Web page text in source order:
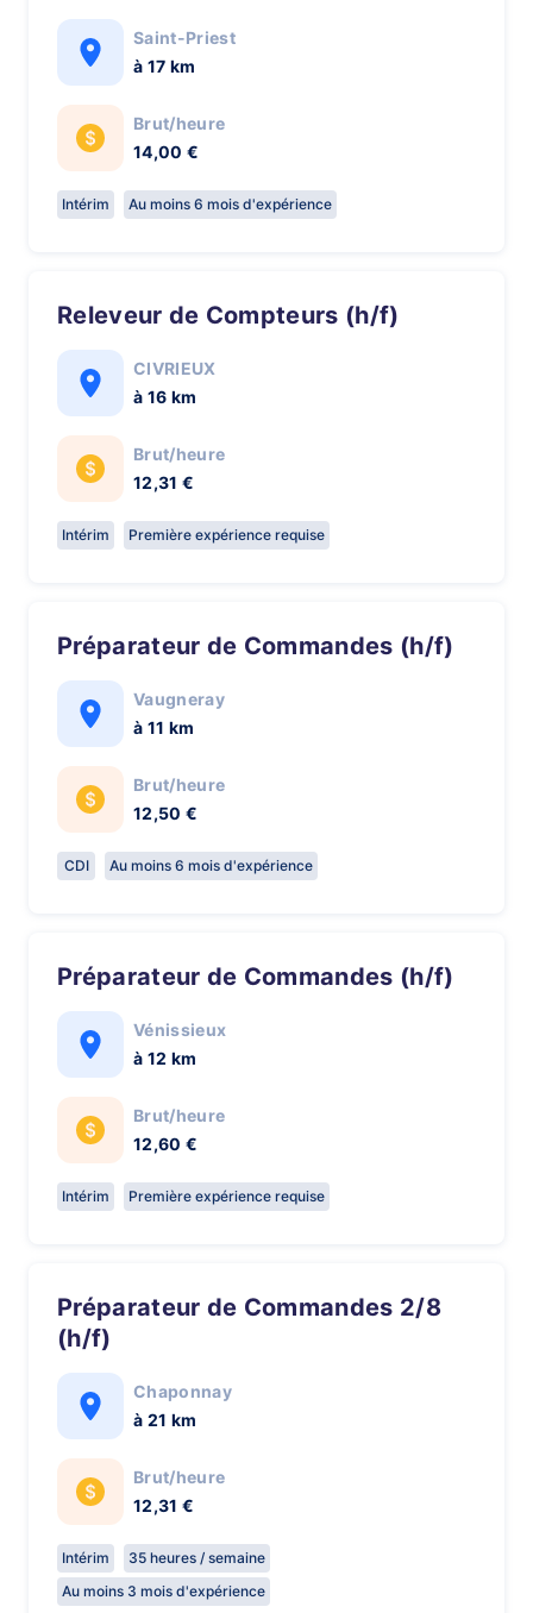
Saint-Priest
à 17 km
Brut/heure
14,00 €
Intérim Au moins 6 mois d'expérience
Releveur de Compteurs (h/f)
CIVRIEUX
à 16 km
Brut/heure
12,31 €
Intérim Première expérience requise
Préparateur de Commandes (h/f)
Vaugneray
à 11 km
Brut/heure
12,50 €
CDI Au moins 6 mois d'expérience
Préparateur de Commandes (h/f)
Vénissieux
à 12 km
Brut/heure
12,60 €
Intérim Première expérience requise
Préparateur de Commandes 2/8
(h/f)
Chaponnay
à 21 km
Brut/heure
12,31 €
Intérim
35 heures / semaine
Au moins 3 mois d'expérience